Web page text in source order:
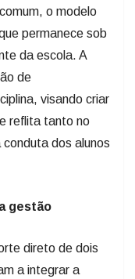
o modelo
permanece sob
da escola. A
de
visando criar
reflita tanto no
dos alunos
gestão
direto de dois
a integrar a